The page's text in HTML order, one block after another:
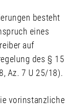
besteht
eines
auf
des § 15
Az. 7 U 25/18).
vorinstanzliche